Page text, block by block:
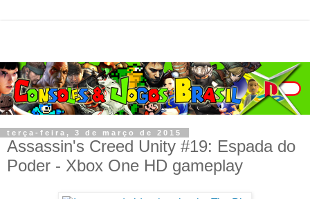
terça-feira, 3 de março de 2015
Assassin's Creed Unity #19: Espada do
Poder - Xbox One HD gameplay